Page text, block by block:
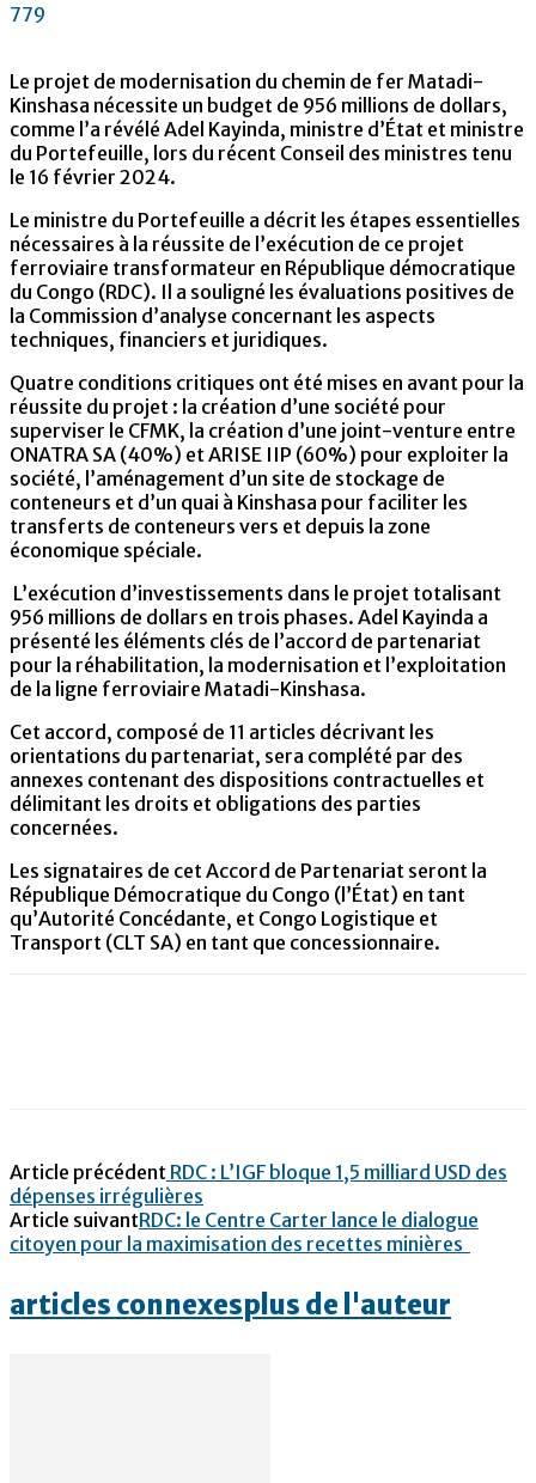
779
Le projet de modernisation du chemin de fer Matadi-
Kinshasa nécessite un budget de 956 millions de dollars,
comme l’a révélé Adel Kayinda, ministre d’État et ministre
du Portefeuille, lors du récent Conseil des ministres tenu
le 16 février 2024.
Le ministre du Portefeuille a décrit les étapes essentielles
nécessaires à la réussite de l’exécution de ce projet
ferroviaire transformateur en République démocratique
du Congo (RDC). Il a souligné les évaluations positives de
la Commission d’analyse concernant les aspects
techniques, financiers et juridiques.
Quatre conditions critiques ont été mises en avant pour la
réussite du projet : la création d’une société pour
superviser le CFMK, la création d’une joint-venture entre
ONATRA SA (40%) et ARISE IIP (60%) pour exploiter la
société, l’aménagement d’un site de stockage de
conteneurs et d’un quai à Kinshasa pour faciliter les
transferts de conteneurs vers et depuis la zone
économique spéciale.
L’exécution d’investissements dans le projet totalisant
956 millions de dollars en trois phases. Adel Kayinda a
présenté les éléments clés de l’accord de partenariat
pour la réhabilitation, la modernisation et l’exploitation
de la ligne ferroviaire Matadi-Kinshasa.
Cet accord, composé de 11 articles décrivant les
orientations du partenariat, sera complété par des
annexes contenant des dispositions contractuelles et
délimitant les droits et obligations des parties
concernées.
Les signataires de cet Accord de Partenariat seront la
République Démocratique du Congo (l’État) en tant
qu’Autorité Concédante, et Congo Logistique et
Transport (CLT SA) en tant que concessionnaire.
Article précédent RDC : L’IGF bloque 1,5 milliard USD des
dépenses irrégulières
Article suivantRDC: le Centre Carter lance le dialogue
citoyen pour la maximisation des recettes minières
articles connexesplus de l'auteur